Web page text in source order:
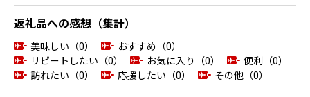
返礼品への感想（集計）
美味しい（0）
おすすめ（0）
リピートしたい（0）
お気に入り（0）
便利（0）
訪れたい（0）
応援したい（0） その他（0）